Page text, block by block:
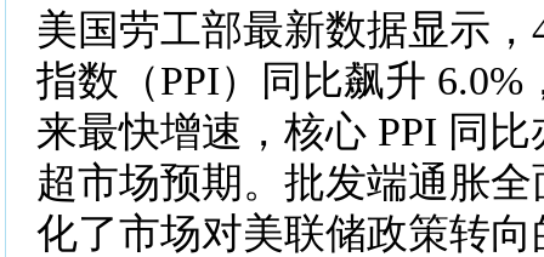
美国劳工部最新数据显示
指数（PPI）同比飙升 6.0%
来最快增速，核心 PPI 同
超市场预期。批发端通胀
化了市场对美联储政策转